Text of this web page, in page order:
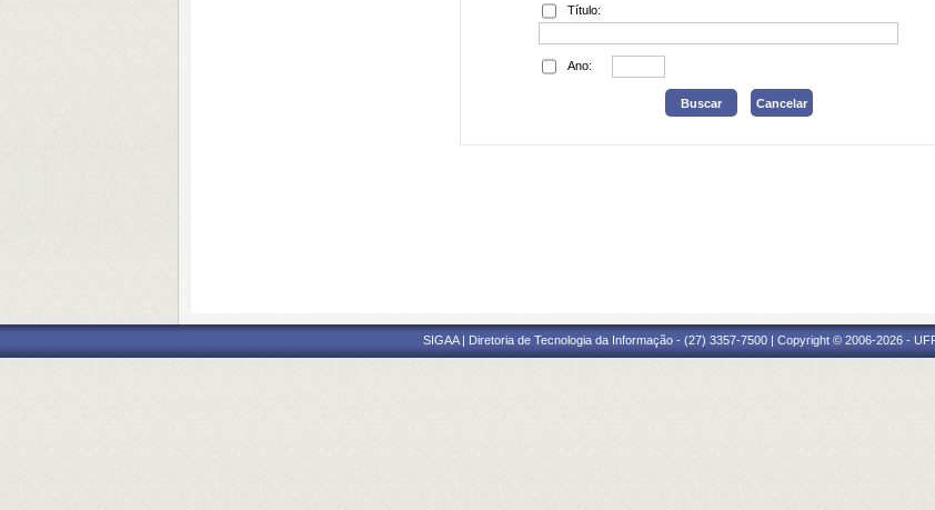
Título:
Ano:
SIGAA | Diretoria de Tecnologia da Informação - (27) 3357-7500 | Copyright © 2006-2026 -